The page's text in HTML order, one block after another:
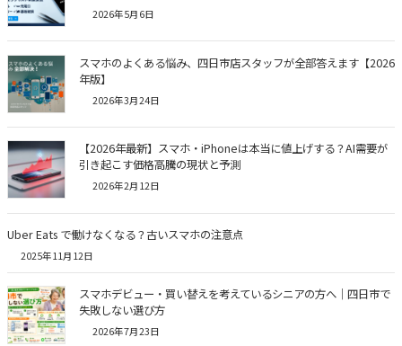
2026年5月6日
スマホのよくある悩み、四日市店スタッフが全部答えます【2026
年版】
2026年3月24日
【2026年最新】スマホ・iPhoneは本当に値上げする？AI需要が
引き起こす価格高騰の現状と予測
2026年2月12日
Uber Eats で働けなくなる？古いスマホの注意点
2025年11月12日
スマホデビュー・買い替えを考えているシニアの方へ｜四日市で
失敗しない選び方
2026年7月23日